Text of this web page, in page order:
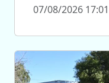
07/08/2026 17:01